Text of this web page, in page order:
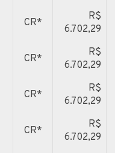
CR*
R$
6.702,29
CR*
R$
6.702,29
CR*
R$
6.702,29
CR*
R$
6.702,29